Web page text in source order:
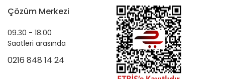
Çözüm Merkezi
09.30 - 18.00
Saatleri arasında
0216 848 14 24